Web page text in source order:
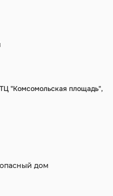
"Комсомольская площадь",
дом